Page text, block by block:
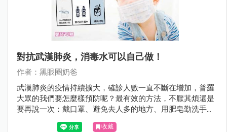
對抗武漢肺炎，消毒水可以自己做！
作者：黑眼圈奶爸
武漢肺炎的疫情持續擴大，確診人數一直不斷在增加，普羅
大眾的我們要怎麼樣預防呢？最有效的方法，不厭其煩還是
要再說一次：戴口罩、避免去人多的地方、用肥皂勤洗手，
另外，當需要消毒時怎麼辦呢？這次黑眼圈奶爸也來教大家
收藏